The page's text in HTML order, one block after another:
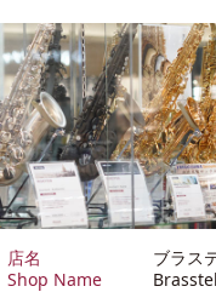
店名
Shop Name
ブラス